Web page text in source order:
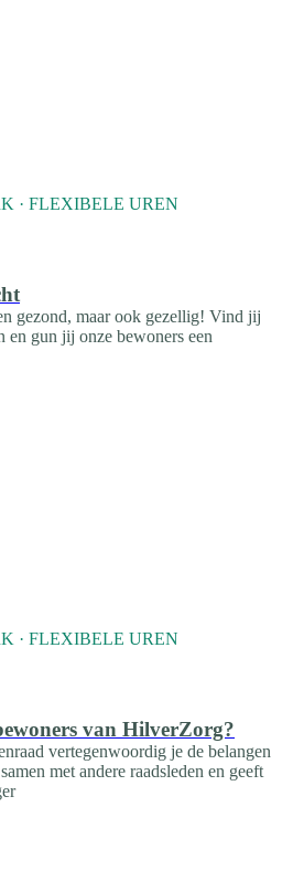
· FLEXIBELE UREN
gezond, maar ook gezellig! Vind jij
gun jij onze bewoners een
· FLEXIBELE UREN
van HilverZorg?
vertegenwoordig je de belangen
met andere raadsleden en geeft